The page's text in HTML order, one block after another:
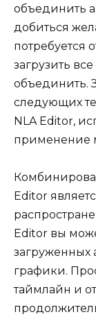
объединить
добиться
потребуется
загрузить
объединить.
следующих
NLA Editor,
применение
Editor
Editor вы
графики.
таймлайн и